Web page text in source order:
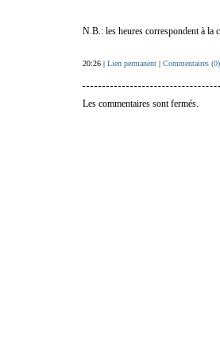
N.B.: les heures correspondent à la
20:26 | Lien permanent | Commentaires (0)
Les commentaires sont fermés.